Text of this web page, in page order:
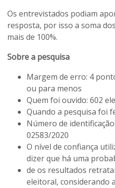
Os entrevistados podiam
resposta, por isso a soma
mais de 100%.
Sobre a pesquisa
Margem de erro: 4
ou para menos
Quem foi ouvido: 602
Quando a pesquisa foi
Número de
02583/2020
O nível de confiança
dizer que há uma
de os resultados
eleitoral, considerando